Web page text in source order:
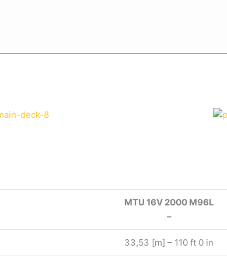
MTU 16V 2000 M96L
–
33,53 [m] – 110 ft 0 in